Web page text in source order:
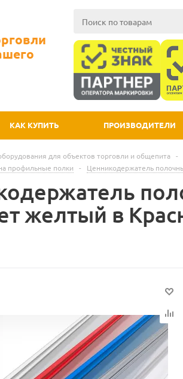
КАК КУПИТЬ ПРОИЗВОДИТЕЛИ
для объектов торговли и общепита -
профильные полки
- Ценникодержатель
желтый в